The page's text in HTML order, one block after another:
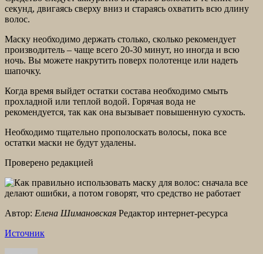
секунд, двигаясь сверху вниз и стараясь охватить всю длину
волос.
Маску необходимо держать столько, сколько рекомендует
производитель – чаще всего 20-30 минут, но иногда и всю
ночь. Вы можете накрутить поверх полотенце или надеть
шапочку.
Когда время выйдет остатки состава необходимо смыть
прохладной или теплой водой. Горячая вода не
рекомендуется, так как она вызывает повышенную сухость.
Необходимо тщательно прополоскать волосы, пока все
остатки маски не будут удалены.
Проверено редакцией
Автор: Елена Шимановская Редактор интернет-ресурса
Источник